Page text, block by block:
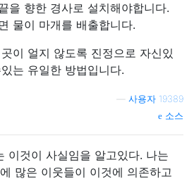
을 향한 경사로 설치해야합니다.
물이 마개를 배출합니다.
이 얼지 않도록 진정으로 자신있
는 유일한 방법입니다.
사용자 19389
소스
이것이 사실임을 알고있다. 나는
많은 이웃들이 이것에 의존하고